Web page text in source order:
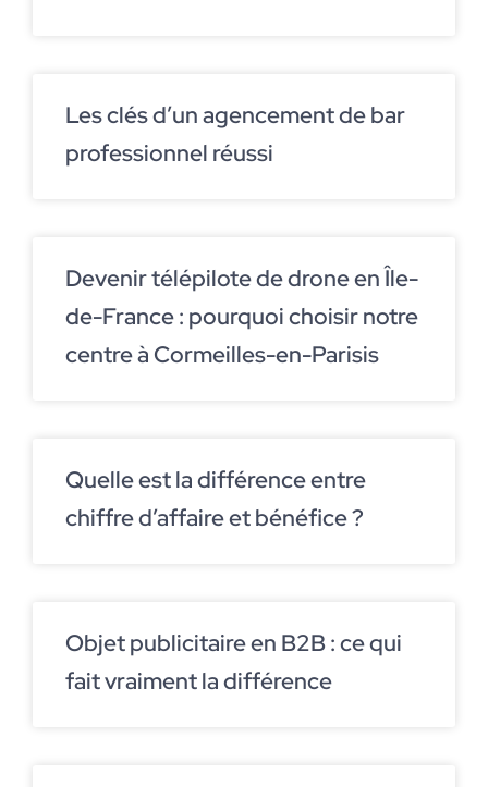
Les clés d’un agencement de bar
professionnel réussi
Devenir télépilote de drone en Île-
de-France : pourquoi choisir notre
centre à Cormeilles-en-Parisis
Quelle est la différence entre
chiffre d’affaire et bénéfice ?
Objet publicitaire en B2B : ce qui
fait vraiment la différence